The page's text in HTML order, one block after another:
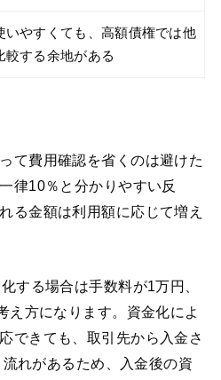
いやすくても、高額債権では他
較する余地がある
て費用確認を省くのは避けた
律10％と分かりやすい反
る金額は利用額に応じて増え
する場合は手数料が1万円、
え方になります。資金化によ
できても、取引先から入金さ
れがあるため、入金後の資